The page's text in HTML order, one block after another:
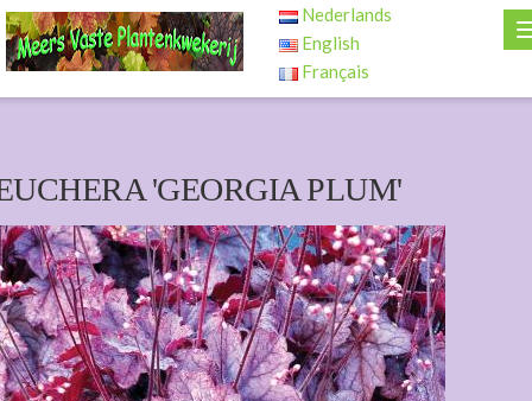
Nederlands
English
Français
'GEORGIA PLUM'